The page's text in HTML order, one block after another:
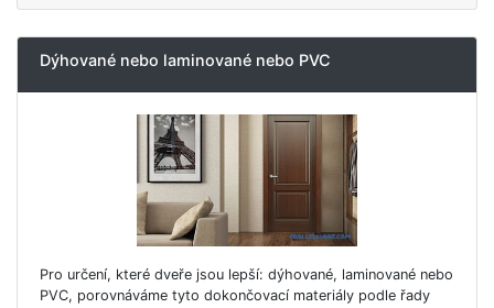
Dýhované nebo laminované nebo PVC
Pro určení, které dveře jsou lepší: dýhované, laminované nebo
PVC, porovnáváme tyto dokončovací materiály podle řady